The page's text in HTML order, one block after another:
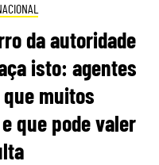
da autoridade
isto: agentes
muitos
que pode valer